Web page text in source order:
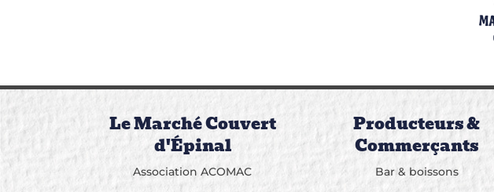
Le Marché Couvert
d'Épinal
Association ACOMAC
Producteurs &
Commerçants
Bar & boissons